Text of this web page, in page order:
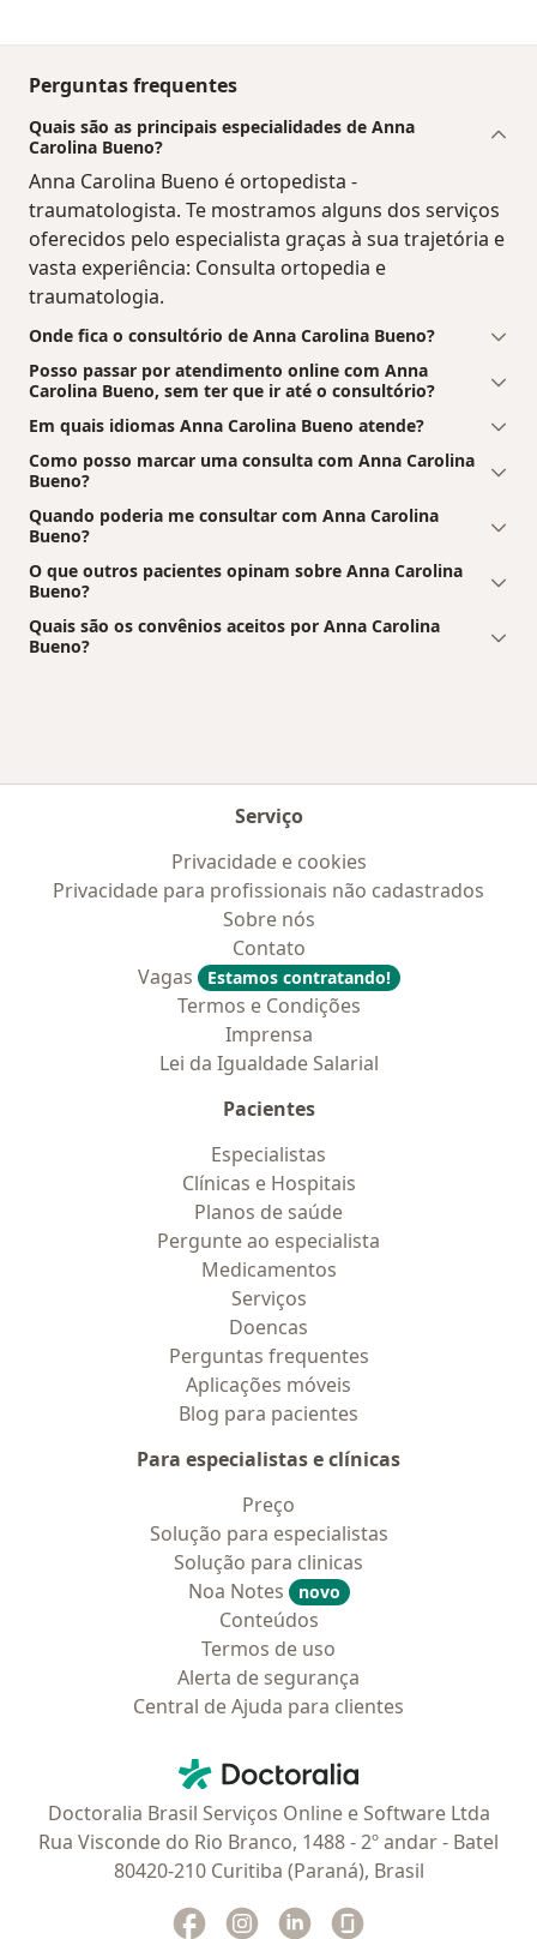
Perguntas frequentes
Quais são as principais especialidades de Anna
Carolina Bueno?
Anna Carolina Bueno é ortopedista -
traumatologista. Te mostramos alguns dos serviços
oferecidos pelo especialista graças à sua trajetória e
vasta experiência: Consulta ortopedia e
traumatologia.
Onde fica o consultório de Anna Carolina Bueno?
Posso passar por atendimento online com Anna
Carolina Bueno, sem ter que ir até o consultório?
Em quais idiomas Anna Carolina Bueno atende?
Como posso marcar uma consulta com Anna Carolina
Bueno?
Quando poderia me consultar com Anna Carolina
Bueno?
O que outros pacientes opinam sobre Anna Carolina
Bueno?
Quais são os convênios aceitos por Anna Carolina
Bueno?
Serviço
Privacidade e cookies
Privacidade para profissionais não cadastrados
Sobre nós
Contato
Vagas
Estamos contratando!
Termos e Condições
Imprensa
Lei da Igualdade Salarial
Pacientes
Especialistas
Clínicas e Hospitais
Planos de saúde
Pergunte ao especialista
Medicamentos
Serviços
Doencas
Perguntas frequentes
Aplicações móveis
Blog para pacientes
Para especialistas e clínicas
Preço
Solução para especialistas
Solução para clinicas
Noa Notes
novo
Conteúdos
Termos de uso
Alerta de segurança
Central de Ajuda para clientes
Doctoralia - Homepage
Doctoralia Brasil Serviços Online e Software Ltda
Rua Visconde do Rio Branco, 1488 - 2º andar - Batel
80420-210 Curitiba (Paraná), Brasil
Facebook
abre num novo separador
Instagram
abre num novo separador
Linkedin
abre num novo